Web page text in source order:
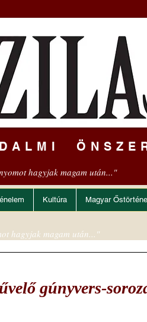
hagyjak magam után..."
Kultúra Magyar
gúnyvers-
hagyjak magam után..."